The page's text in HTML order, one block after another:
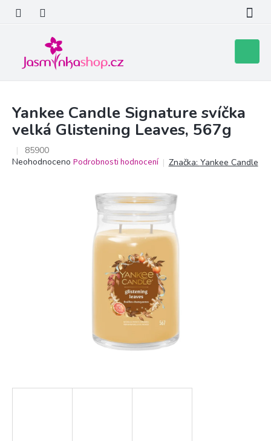
obsah
košík
Yankee Candle Signature svíčka
velká Glistening Leaves, 567g
85900
Průměrné
Neohodnoceno Podrobnosti hodnocení Značka: Yankee Candle